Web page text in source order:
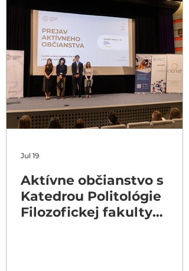
Aktívne občianstvo s
Katedrou Politológie
Filozofickej fakulty
Jul 19